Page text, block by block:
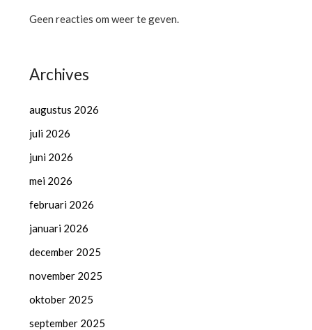
Geen reacties om weer te geven.
Archives
augustus 2026
juli 2026
juni 2026
mei 2026
februari 2026
januari 2026
december 2025
november 2025
oktober 2025
september 2025